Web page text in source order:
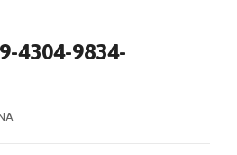
4304-9834-